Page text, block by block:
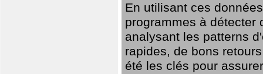
En utilisant ces
programmes à détecter
analysant les patterns
rapides, de bons
été les clés pour